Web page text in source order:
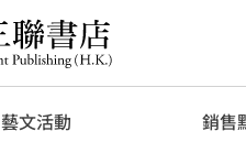
藝文活動 銷售